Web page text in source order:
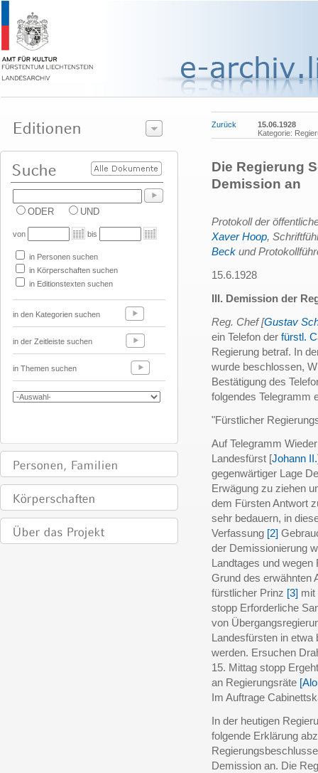
ODER UND
von bis
in Personen suchen
in Körperschaften suchen
in Editionstexten suchen
in den Kategorien suchen
in der Zeitleiste suchen
in Themen suchen
Zurück
15.06.1928
Kategorie:
Die Regierung
Demission an
Protokoll der
Xaver Hoop,
Beck und
15.6.1928
III. Demission der
Reg. Chef [Gustav
ein Telefon der fürstl.
Regierung betraf. In
wurde beschlossen,
Bestätigung des
folgendes Telegramm
"Fürstlicher
Auf Telegramm
Landesfürst [Johann II.
gegenwärtiger Lage
Erwägung zu ziehen
dem Fürsten Antwort
sehr bedauern, in
Verfassung [2]
der Demissionierung
Landtages und
Grund des erwähnten
fürstlicher Prinz [3] mit
stopp Erforderliche
von
Landesfürsten in etwa
werden. Ersuchen
15. Mittag stopp
an Regierungsräte
Im Auftrage
In der heutigen
folgende Erklärung
Demission an. Die